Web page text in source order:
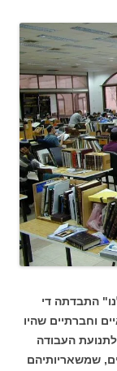
התבדתה די
וחברתיים שהיו
העבודה
שמשאריותיהם